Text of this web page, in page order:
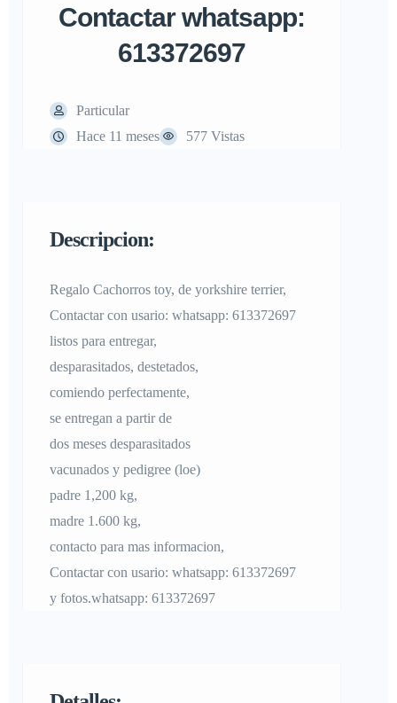
Contactar whatsapp:
613372697
Particular
Hace 11 meses
577 Vistas
Descripcion:
Regalo Cachorros toy, de yorkshire terrier,
Contactar con usario: whatsapp: 613372697
listos para entregar,
desparasitados, destetados,
comiendo perfectamente,
se entregan a partir de
dos meses desparasitados
vacunados y pedigree (loe)
padre 1,200 kg,
madre 1.600 kg,
contacto para mas informacion,
Contactar con usario: whatsapp: 613372697
y fotos.whatsapp: 613372697